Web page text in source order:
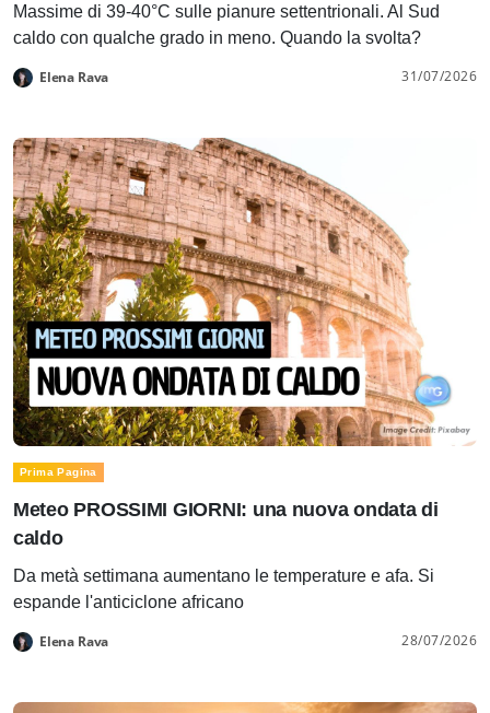
Massime di 39-40°C sulle pianure settentrionali. Al Sud
caldo con qualche grado in meno. Quando la svolta?
Elena Rava 31/07/2026
Prima Pagina
Meteo PROSSIMI GIORNI: una nuova ondata di
caldo
Da metà settimana aumentano le temperature e afa. Si
espande l'anticiclone africano
Elena Rava 28/07/2026